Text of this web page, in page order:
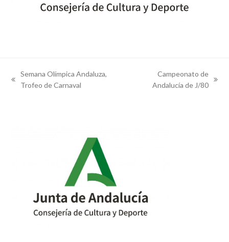
previous
Semana Olímpica Andaluza,
Trofeo de Carnaval
Campeonato de
Andalucía de J/80